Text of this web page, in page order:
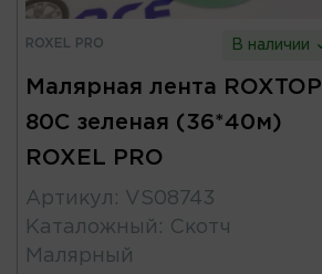
ROXEL PRO В наличии
Малярная лента ROXTOP
80C зеленая (36*40м)
ROXEL PRO
Артикул : VS08743
Каталожный : Скотч
Малярный